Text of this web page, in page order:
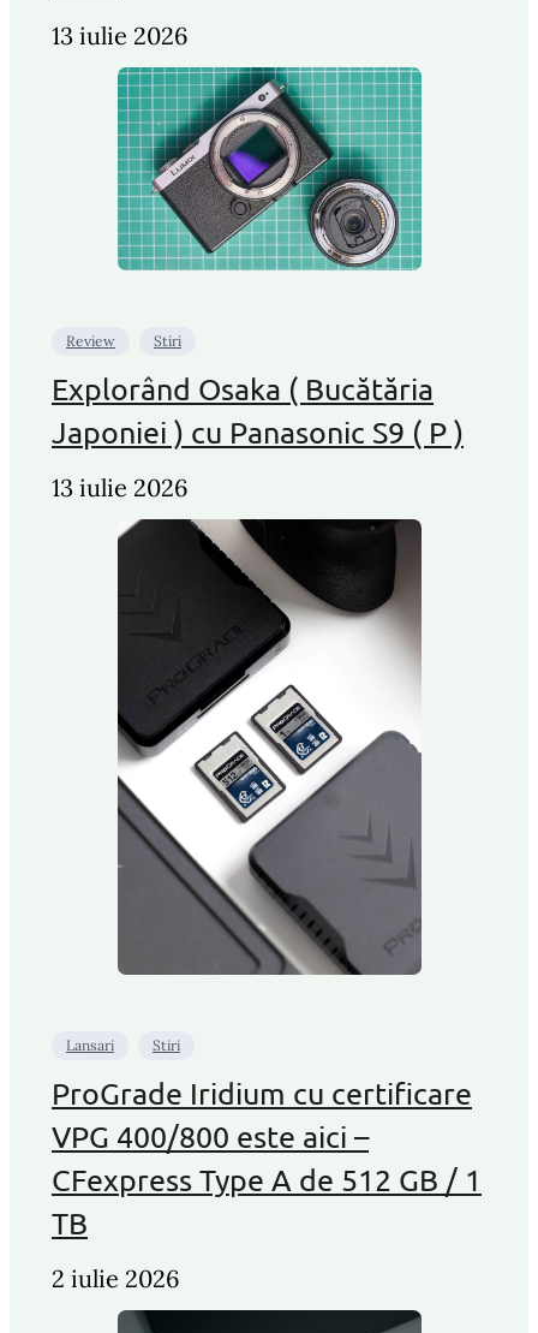
13 iulie 2026
Review Stiri
Explorând Osaka ( Bucătăria
Japoniei ) cu Panasonic S9 ( P )
13 iulie 2026
Lansari Stiri
ProGrade Iridium cu certificare
VPG 400/800 este aici –
CFexpress Type A de 512 GB / 1
TB
2 iulie 2026